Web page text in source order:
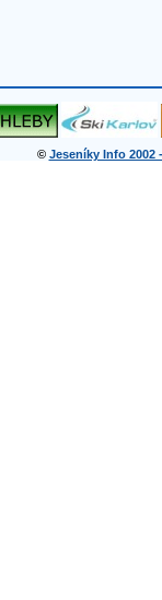
© Jeseníky Info 2002